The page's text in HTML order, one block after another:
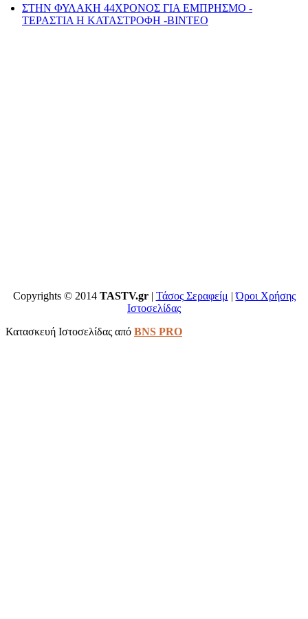
ΣΤΗΝ ΦΥΛΑΚΗ 44ΧΡΟΝΟΣ ΓΙΑ ΕΜΠΡΗΣΜΟ -
ΤΕΡΑΣΤΙΑ Η ΚΑΤΑΣΤΡΟΦΗ -ΒΙΝΤΕΟ
Copyrights © 2014 TASTV.gr| Τάσος Σεραφείμ |Όροι Χρήσης
Ιστοσελίδας
Κατασκευή Ιστοσελίδας από BNS PRO